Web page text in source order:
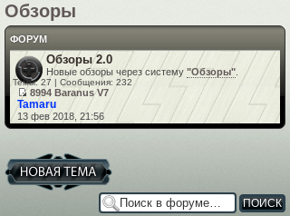
Обзоры
ФОРУМ
Обзоры 2.0
Новые обзоры через систему "Обзоры"
Темы: 27 | Сообщения: 232
8994 Baranus V7
Tamaru
13 фев 2018, 21:56